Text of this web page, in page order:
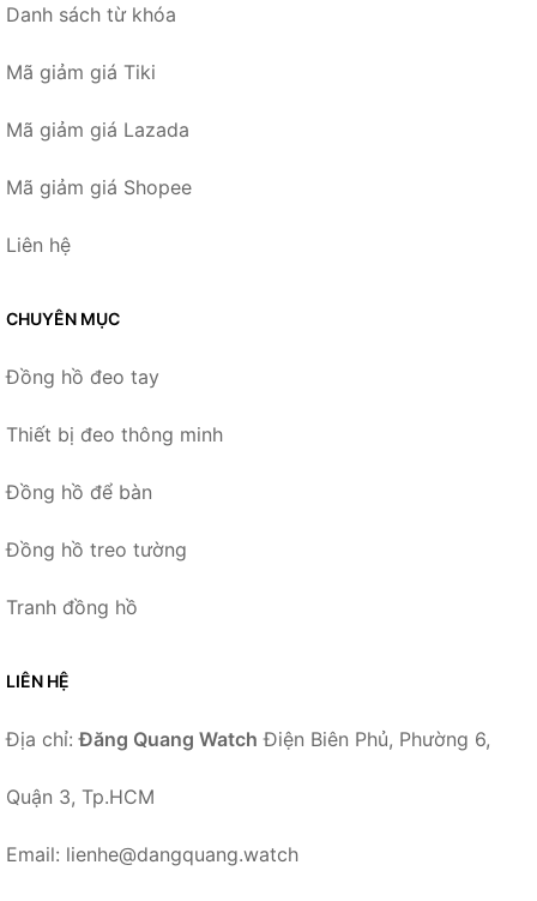
Danh sách từ khóa
Mã giảm giá Tiki
Mã giảm giá Lazada
Mã giảm giá Shopee
Liên hệ
CHUYÊN MỤC
Đồng hồ đeo tay
Thiết bị đeo thông minh
Đồng hồ để bàn
Đồng hồ treo tường
Tranh đồng hồ
LIÊN HỆ
Địa chỉ:Đăng Quang Watch Điện Biên Phủ, Phường 6,
Quận 3, Tp.HCM
Email: lienhe@dangquang.watch